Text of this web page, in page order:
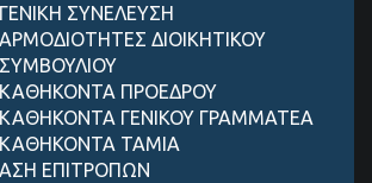
ΓΕΝΙΚΗ ΣΥΝΕΛΕΥΣΗ
ΑΡΜΟΔΙΟΤΗΤΕΣ ΔΙΟΙΚΗΤΙΚΟΥ
ΣΥΜΒΟΥΛΙΟΥ
ΚΑΘΗΚΟΝΤΑ ΠΡΟΕΔΡΟΥ
ΚΑΘΗΚΟΝΤΑ ΓΕΝΙΚΟΥ ΓΡΑΜΜΑΤΕΑ
ΚΑΘΗΚΟΝΤΑ ΤΑΜΙΑ
ΕΠΙΤΡΟΠΩΝ